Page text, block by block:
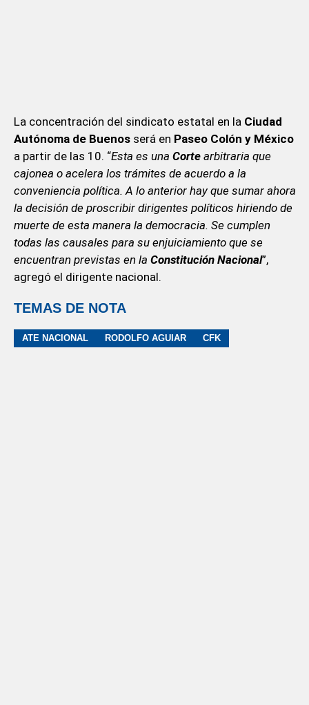
La concentración del sindicato estatal en la Ciudad
Autónoma de Buenosserá en Paseo Colón y México
a partir de las 10. “Esta es una Cortearbitraria que
cajonea o acelera los trámites de acuerdo a la
conveniencia política. A lo anterior hay que sumar ahora
la decisión de proscribir dirigentes políticos hiriendo de
muerte de esta manera la democracia. Se cumplen
todas las causales para su enjuiciamiento que se
encuentran previstas en la Constitución Nacional”,
agregó el dirigente nacional.
TEMAS DE NOTA
ATE NACIONAL RODOLFO AGUIAR CFK